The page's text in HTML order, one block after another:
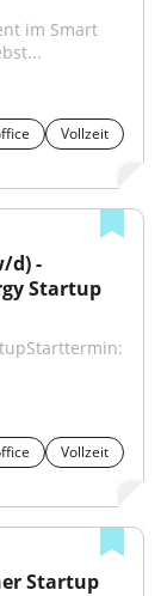
im Smart
Vollzeit
d) -
Startup
Vollzeit
Startup